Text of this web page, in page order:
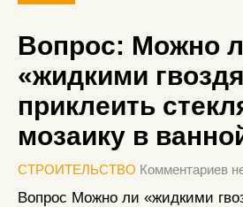
Вопрос: Можно
«жидкими
приклеить
мозаику в
СТРОИТЕЛЬСТВО Комментариев
Вопрос Можно ли «жидкими